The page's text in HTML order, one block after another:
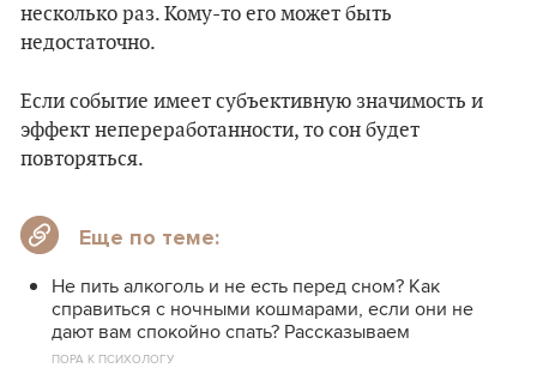
несколько раз. Кому-то его может быть
недостаточно.
Если событие имеет субъективную значимость и
эффект непереработанности, то сон будет
повторяться.
Еще по теме:
Не пить алкоголь и не есть перед сном? Как
справиться с ночными кошмарами, если они не
дают вам спокойно спать? Рассказываем
ПОРА К ПСИХОЛОГУ